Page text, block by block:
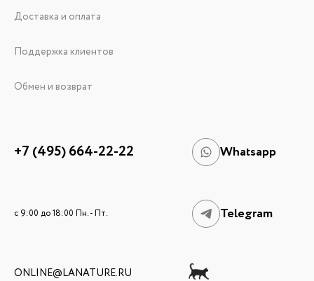
Доставка и оплата
Поддержка клиентов
Обмен и возврат
+7 (495) 664-22-22 Whatsapp
c 9:00 до 18:00 Пн. - Пт. Telegram
ONLINE@LANATURE.RU